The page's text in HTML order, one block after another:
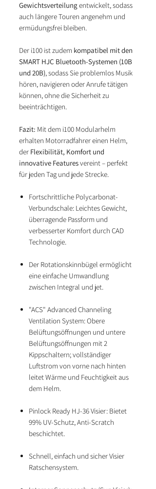
Gewichtsverteilungentwickelt, sodass
auch längere Touren angenehm und
ermüdungsfrei bleiben.
Der i100 ist zudem kompatibel mit den
SMART HJC Bluetooth-Systemen (10B
und 20B), sodass Sie problemlos Musik
hören, navigieren oder Anrufe tätigen
können, ohne die Sicherheit zu
beeinträchtigen.
Fazit: Mit dem i100 Modularhelm
erhalten Motorradfahrer einen Helm,
der Flexibilität, Komfort und
innovative Featuresvereint – perfekt
für jeden Tag und jede Strecke.
Fortschrittliche Polycarbonat-
Verbundschale: Leichtes Gewicht,
überragende Passform und
verbesserter Komfort durch CAD
Technologie.
Der Rotationskinnbügel ermöglicht
eine einfache Umwandlung
zwischen Integral und jet.
"ACS" Advanced Channeling
Ventilation System: Obere
Belüftungsöffnungen und untere
Belüftungsöffnungen mit 2
Kippschaltern; vollständiger
Luftstrom von vorne nach hinten
leitet Wärme und Feuchtigkeit aus
dem Helm.
Pinlock Ready HJ-36 Visier: Bietet
99% UV-Schutz, Anti-Scratch
beschichtet.
Schnell, einfach und sicher Visier
Ratschensystem.